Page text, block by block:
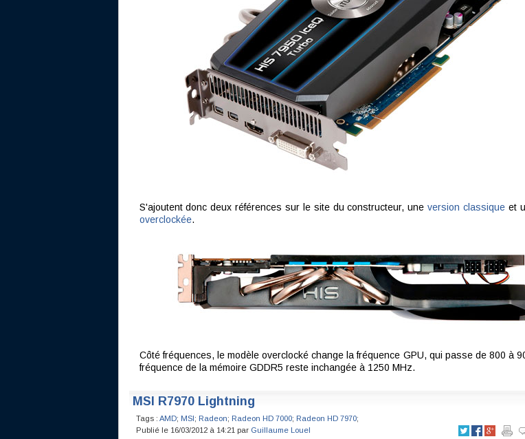
S'ajoutent donc deux références sur le site du constructeur, uneversion classiqueet
overclockée.
Côté fréquences, le modèle overclocké change la fréquence GPU, qui passe de 800 à
fréquence de la mémoire GDDR5 reste inchangée à 1250 MHz.
MSI R7970 Lightning
Tags : AMD; MSI; Radeon; Radeon HD 7000; Radeon HD 7970;
Publié le 16/03/2012 à 14:21 par Guillaume Louel